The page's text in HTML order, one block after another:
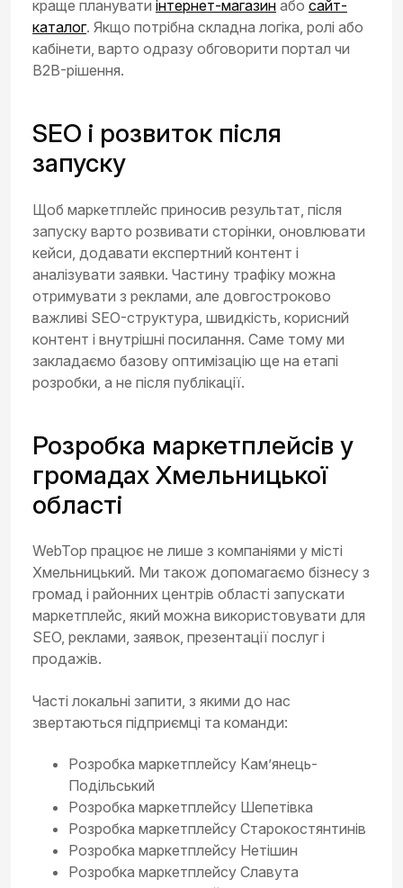
краще планувати інтернет-магазин або сайт-
каталог. Якщо потрібна складна логіка, ролі або
кабінети, варто одразу обговорити портал чи
B2B-рішення.
SEO і розвиток після
запуску
Щоб маркетплейс приносив результат, після
запуску варто розвивати сторінки, оновлювати
кейси, додавати експертний контент і
аналізувати заявки. Частину трафіку можна
отримувати з реклами, але довгостроково
важливі SEO-структура, швидкість, корисний
контент і внутрішні посилання. Саме тому ми
закладаємо базову оптимізацію ще на етапі
розробки, а не після публікації.
Розробка маркетплейсів у
громадах Хмельницької
області
WebTop працює не лише з компаніями у місті
Хмельницький. Ми також допомагаємо бізнесу з
громад і районних центрів області запускати
маркетплейс, який можна використовувати для
SEO, реклами, заявок, презентації послуг і
продажів.
Часті локальні запити, з якими до нас
звертаються підприємці та команди:
Розробка маркетплейсу Кам’янець-
Подільський
Розробка маркетплейсу Шепетівка
Розробка маркетплейсу Старокостянтинів
Розробка маркетплейсу Нетішин
Розробка маркетплейсу Славута